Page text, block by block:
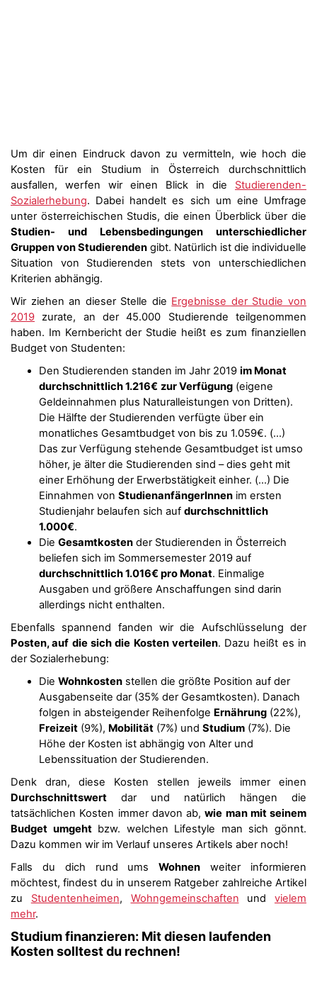
Um dir einen Eindruck davon zu vermitteln, wie hoch die
Kosten für ein Studium in Österreich durchschnittlich
ausfallen, werfen wir einen Blick in die Studierenden-
Sozialerhebung. Dabei handelt es sich um eine Umfrage
unter österreichischen Studis, die einen Überblick über die
Studien- und Lebensbedingungen unterschiedlicher
Gruppen von Studierenden gibt. Natürlich ist die individuelle
Situation von Studierenden stets von unterschiedlichen
Kriterien abhängig.
Wir ziehen an dieser Stelle die Ergebnisse der Studie von
2019 zurate, an der 45.000 Studierende teilgenommen
haben. Im Kernbericht der Studie heißt es zum finanziellen
Budget von Studenten:
Den Studierenden standen im Jahr 2019 im Monat
durchschnittlich 1.216€ zur Verfügung (eigene
Geldeinnahmen plus Naturalleistungen von Dritten).
Die Hälfte der Studierenden verfügte über ein
monatliches Gesamtbudget von bis zu 1.059€. (…)
Das zur Verfügung stehende Gesamtbudget ist umso
höher, je älter die Studierenden sind – dies geht mit
einer Erhöhung der Erwerbstätigkeit einher. (…) Die
Einnahmen von StudienanfängerInnen im ersten
Studienjahr belaufen sich auf durchschnittlich
1.000€.
Die Gesamtkosten der Studierenden in Österreich
beliefen sich im Sommersemester 2019 auf
durchschnittlich 1.016€ pro Monat. Einmalige
Ausgaben und größere Anschaffungen sind darin
allerdings nicht enthalten.
Ebenfalls spannend fanden wir die Aufschlüsselung der
Posten, auf die sich die Kosten verteilen. Dazu heißt es in
der Sozialerhebung:
Die Wohnkosten stellen die größte Position auf der
Ausgabenseite dar (35% der Gesamtkosten). Danach
folgen in absteigender Reihenfolge Ernährung (22%),
Freizeit (9%), Mobilität (7%) und Studium (7%). Die
Höhe der Kosten ist abhängig von Alter und
Lebenssituation der Studierenden.
Denk dran, diese Kosten stellen jeweils immer einen
Durchschnittswert dar und natürlich hängen die
tatsächlichen Kosten immer davon ab,wie man mit seinem
Budget umgehtbzw. welchen Lifestyle man sich gönnt.
Dazu kommen wir im Verlauf unseres Artikels aber noch!
Falls du dich rund umsWohnen weiter informieren
möchtest, findest du in unserem Ratgeber zahlreiche Artikel
zu Studentenheimen, Wohngemeinschaften und vielem
mehr.
Studium finanzieren: Mit diesen laufenden
Kosten solltest du rechnen!